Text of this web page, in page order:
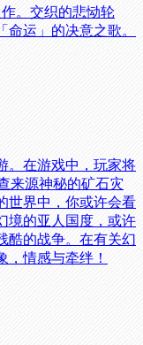
。交织的悲恸轮
运」的决意之歌。
。在游戏中，玩家将
来源神秘的矿石灾
世界中，你或许会看
境的亚人国度，或许
酷的战争。在有关幻
情感与牵绊！